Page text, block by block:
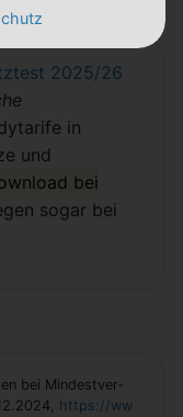
2025/26
in
und
bei
sogar bei
bei Min­dest­ver­
https://ww